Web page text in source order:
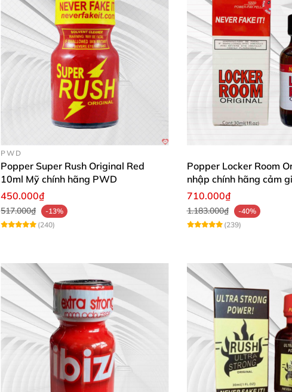
PWD
Popper Super Rush Original Red
10ml Mỹ chính hãng PWD
450.000₫
517.000₫
-13%
(240)
Popper Locker Room
nhập chính hãng cảm
710.000₫
1.183.000₫
-40%
(239)